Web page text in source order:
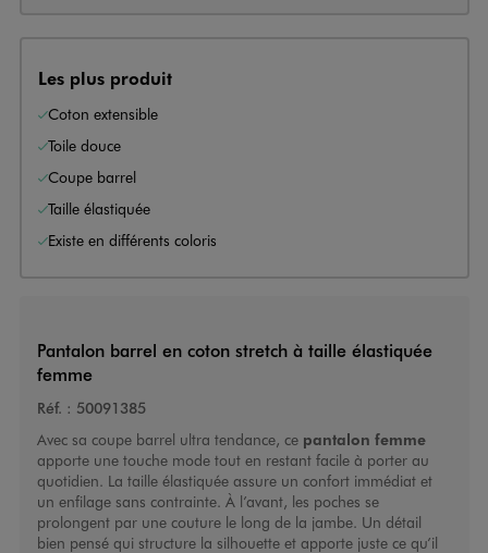
Les plus produit
Coton extensible
Toile douce
Coupe barrel
Taille élastiquée
Existe en différents coloris
Pantalon barrel en coton stretch à taille élastiquée
femme
Réf. : 50091385
Avec sa coupe barrel ultra tendance, cepantalon femme
apporte une touche mode tout en restant facile à porter au
quotidien. La taille élastiquée assure un confort immédiat et
un enfilage sans contrainte. À l’avant, les poches se
prolongent par une couture le long de la jambe. Un détail
bien pensé qui structure la silhouette et apporte juste ce qu’il